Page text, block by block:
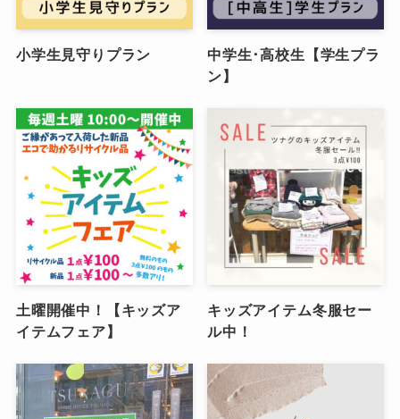
小学生見守りプラン
中学生･高校生【学生プラ
ン】
土曜開催中！【キッズア
イテムフェア】
キッズアイテム冬服セー
ル中！